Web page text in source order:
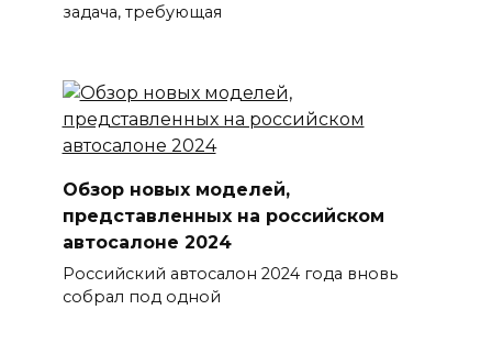
задача, требующая
Обзор новых моделей,
представленных на российском
автосалоне 2024
Российский автосалон 2024 года вновь
собрал под одной